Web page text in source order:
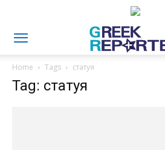
Home Tags статуя
Tag: статуя